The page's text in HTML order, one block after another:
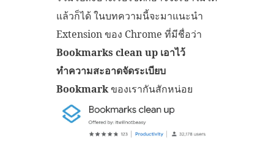
แล้วก็ได้ ในบทความนี้จะมาแนะนำ
Extension ของ Chrome ที่มีชื่อว่า
Bookmarks clean up เอาไว้
ทำความสะอาดจัดระเบียบ
Bookmarkของเรากันสักหน่อย